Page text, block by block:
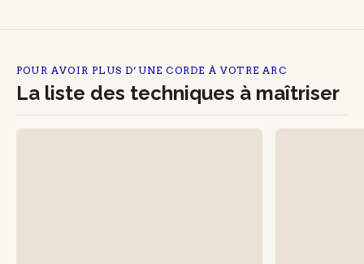
POUR AVOIR PLUS D’UNE CORDE À VOTRE ARC
La liste des techniques à maîtriser